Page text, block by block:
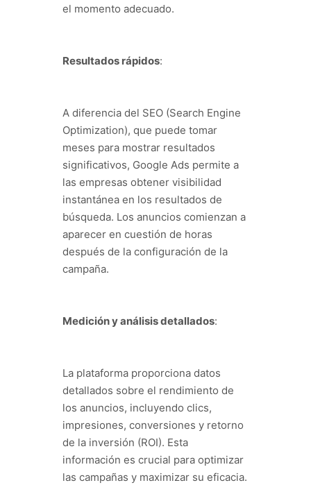
el momento adecuado.
Resultados rápidos:
A diferencia del SEO (Search Engine
Optimization), que puede tomar
meses para mostrar resultados
significativos, Google Ads permite a
las empresas obtener visibilidad
instantánea en los resultados de
búsqueda. Los anuncios comienzan a
aparecer en cuestión de horas
después de la configuración de la
campaña.
Medición y análisis detallados:
La plataforma proporciona datos
detallados sobre el rendimiento de
los anuncios, incluyendo clics,
impresiones, conversiones y retorno
de la inversión (ROI). Esta
información es crucial para optimizar
las campañas y maximizar su eficacia.